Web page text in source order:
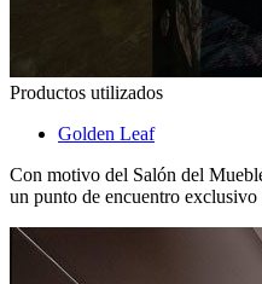
Productos utilizados
Golden Leaf
Con motivo del Salón del
un punto de encuentro